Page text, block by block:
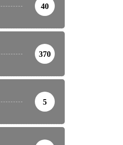
40
370
5